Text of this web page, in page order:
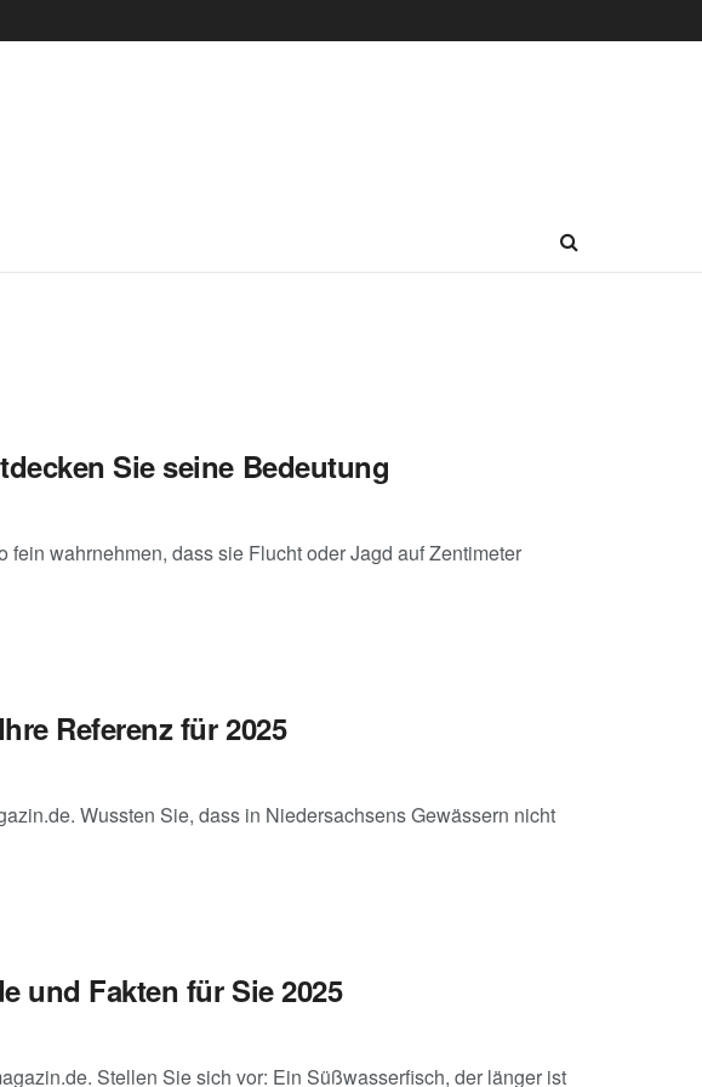
Sie seine Bedeutung
wahrnehmen, dass sie Flucht oder Jagd auf Zentimeter
Referenz für 2025
Wussten Sie, dass in Niedersachsens Gewässern nicht
und Fakten für Sie 2025
Stellen Sie sich vor: Ein Süßwasserfisch, der länger ist